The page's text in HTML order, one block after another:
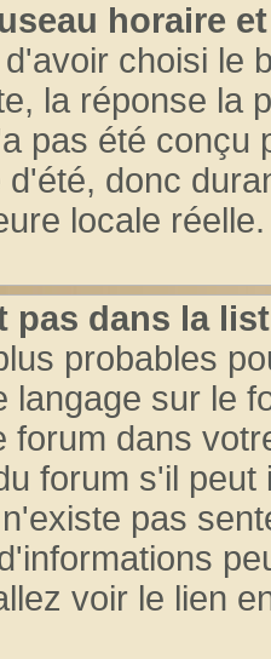
horaire
choisi le
la réponse la
pas été conçu
donc
locale réelle.
pas dans la
probables
langage sur le
forum dans
forum s'il
pas
voir le lien